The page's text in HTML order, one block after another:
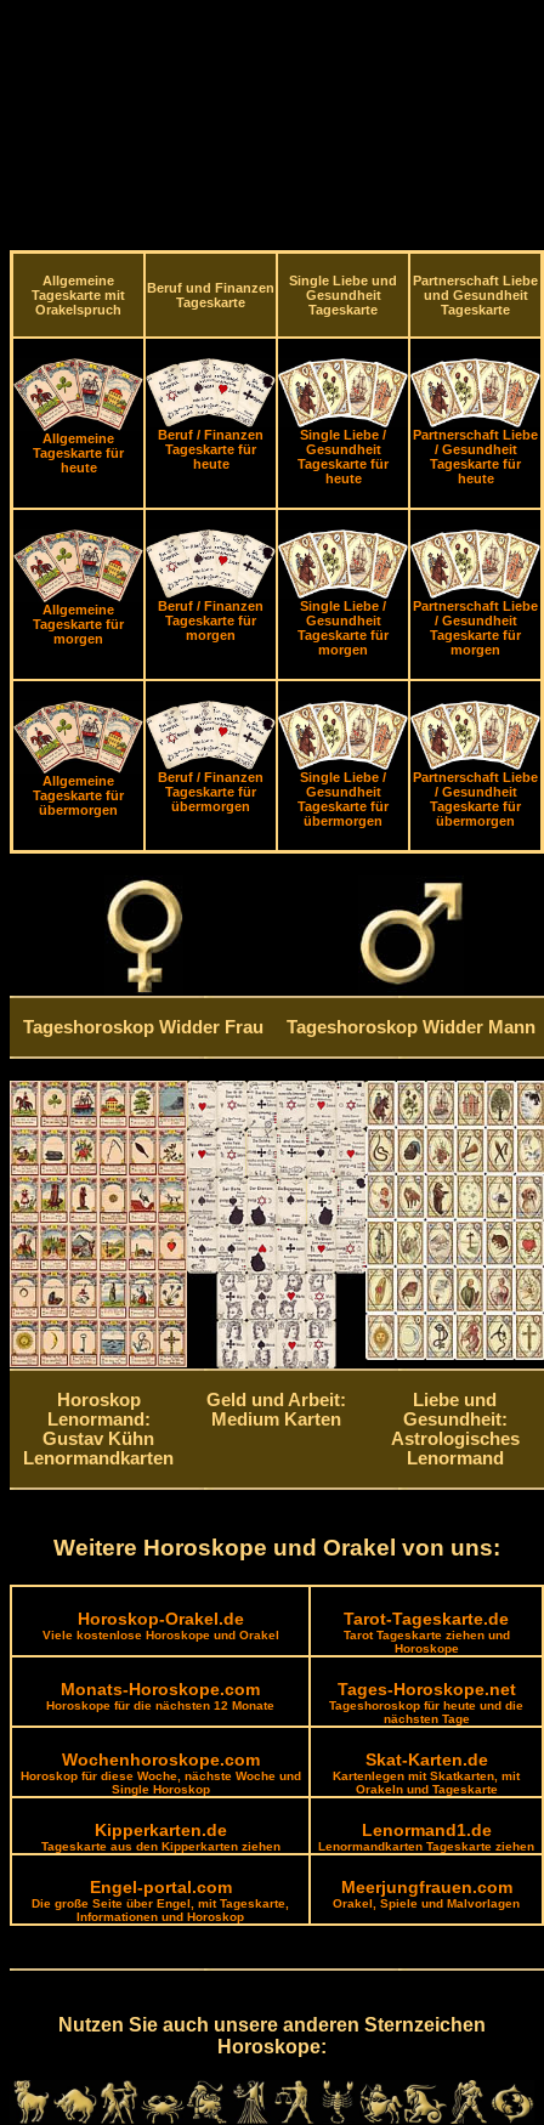
Allgemeine
Tageskarte mit
Orakelspruch
Beruf und Finanzen
Tageskarte
Single Liebe und
Gesundheit
Tageskarte
Partnerschaft Liebe
und Gesundheit
Tageskarte
Allgemeine
Tageskarte für
heute
Beruf / Finanzen
Tageskarte für
heute
Single Liebe /
Gesundheit
Tageskarte für
heute
Partnerschaft Liebe
/ Gesundheit
Tageskarte für
heute
Allgemeine
Tageskarte für
morgen
Beruf / Finanzen
Tageskarte für
morgen
Single Liebe /
Gesundheit
Tageskarte für
morgen
Partnerschaft Liebe
/ Gesundheit
Tageskarte für
morgen
Allgemeine
Tageskarte für
übermorgen
Beruf / Finanzen
Tageskarte für
übermorgen
Single Liebe /
Gesundheit
Tageskarte für
übermorgen
Partnerschaft Liebe
/ Gesundheit
Tageskarte für
übermorgen
Tageshoroskop Widder Frau Tageshoroskop Widder Mann
Horoskop
Lenormand:
Gustav Kühn
Lenormandkarten
Geld und Arbeit:
Medium Karten
Liebe und
Gesundheit:
Astrologisches
Lenormand
Weitere Horoskope und Orakel von uns:
Horoskop-Orakel.de
Viele kostenlose Horoskope und Orakel
Tarot-Tageskarte.de
Tarot Tageskarte ziehen und
Horoskope
Monats-Horoskope.com
Horoskope für die nächsten 12 Monate
Tages-Horoskope.net
Tageshoroskop für heute und die
nächsten Tage
Wochenhoroskope.com
Horoskop für diese Woche, nächste Woche und
Single Horoskop
Skat-Karten.de
Kartenlegen mit Skatkarten, mit
Orakeln und Tageskarte
Kipperkarten.de
Tageskarte aus den Kipperkarten ziehen
Lenormand1.de
Lenormandkarten Tageskarte ziehen
Engel-portal.com
Die große Seite über Engel, mit Tageskarte,
Informationen und Horoskop
Meerjungfrauen.com
Orakel, Spiele und Malvorlagen
Nutzen Sie auch unsere anderen Sternzeichen
Horoskope: